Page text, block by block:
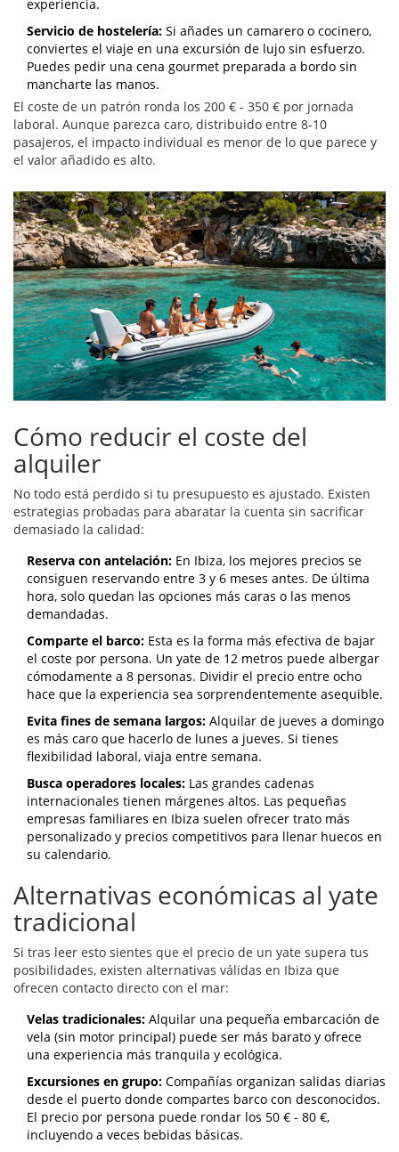
experiencia.
Servicio de hostelería: Si añades un camarero o cocinero,
conviertes el viaje en una excursión de lujo sin esfuerzo.
Puedes pedir una cena gourmet preparada a bordo sin
mancharte las manos.
El coste de un patrón ronda los 200 € - 350 € por jornada
laboral. Aunque parezca caro, distribuido entre 8-10
pasajeros, el impacto individual es menor de lo que parece y
el valor añadido es alto.
Cómo reducir el coste del
alquiler
No todo está perdido si tu presupuesto es ajustado. Existen
estrategias probadas para abaratar la cuenta sin sacrificar
demasiado la calidad:
Reserva con antelación: En Ibiza, los mejores precios se
consiguen reservando entre 3 y 6 meses antes. De última
hora, solo quedan las opciones más caras o las menos
demandadas.
Comparte el barco: Esta es la forma más efectiva de bajar
el coste por persona. Un yate de 12 metros puede albergar
cómodamente a 8 personas. Dividir el precio entre ocho
hace que la experiencia sea sorprendentemente asequible.
Evita fines de semana largos: Alquilar de jueves a domingo
es más caro que hacerlo de lunes a jueves. Si tienes
flexibilidad laboral, viaja entre semana.
Busca operadores locales: Las grandes cadenas
internacionales tienen márgenes altos. Las pequeñas
empresas familiares en Ibiza suelen ofrecer trato más
personalizado y precios competitivos para llenar huecos en
su calendario.
Alternativas económicas al yate
tradicional
Si tras leer esto sientes que el precio de un yate supera tus
posibilidades, existen alternativas válidas en Ibiza que
ofrecen contacto directo con el mar:
Velas tradicionales: Alquilar una pequeña embarcación de
vela (sin motor principal) puede ser más barato y ofrece
una experiencia más tranquila y ecológica.
Excursiones en grupo: Compañías organizan salidas diarias
desde el puerto donde compartes barco con desconocidos.
El precio por persona puede rondar los 50 € - 80 €,
incluyendo a veces bebidas básicas.